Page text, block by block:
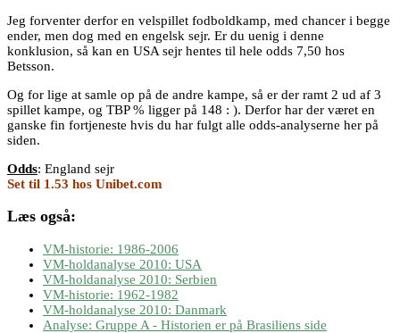
Jeg forventer derfor en velspillet fodboldkamp, med chancer i begge
ender, men dog med en engelsk sejr. Er du uenig i denne
konklusion, så kan en USA sejr hentes til hele odds 7,50 hos
Betsson.
Og for lige at samle op på de andre kampe, så er der ramt 2 ud af 3
spillet kampe, og TBP % ligger på 148 : ). Derfor har der været en
ganske fin fortjeneste hvis du har fulgt alle odds-analyserne her på
siden.
Odds: England sejr
Set til 1.53 hos Unibet.com
Læs også:
VM-historie: 1986-2006
VM-holdanalyse 2010: USA
VM-holdanalyse 2010: Serbien
VM-historie: 1962-1982
VM-holdanalyse 2010: Danmark
Analyse: Gruppe A - Historien er på Brasiliens side